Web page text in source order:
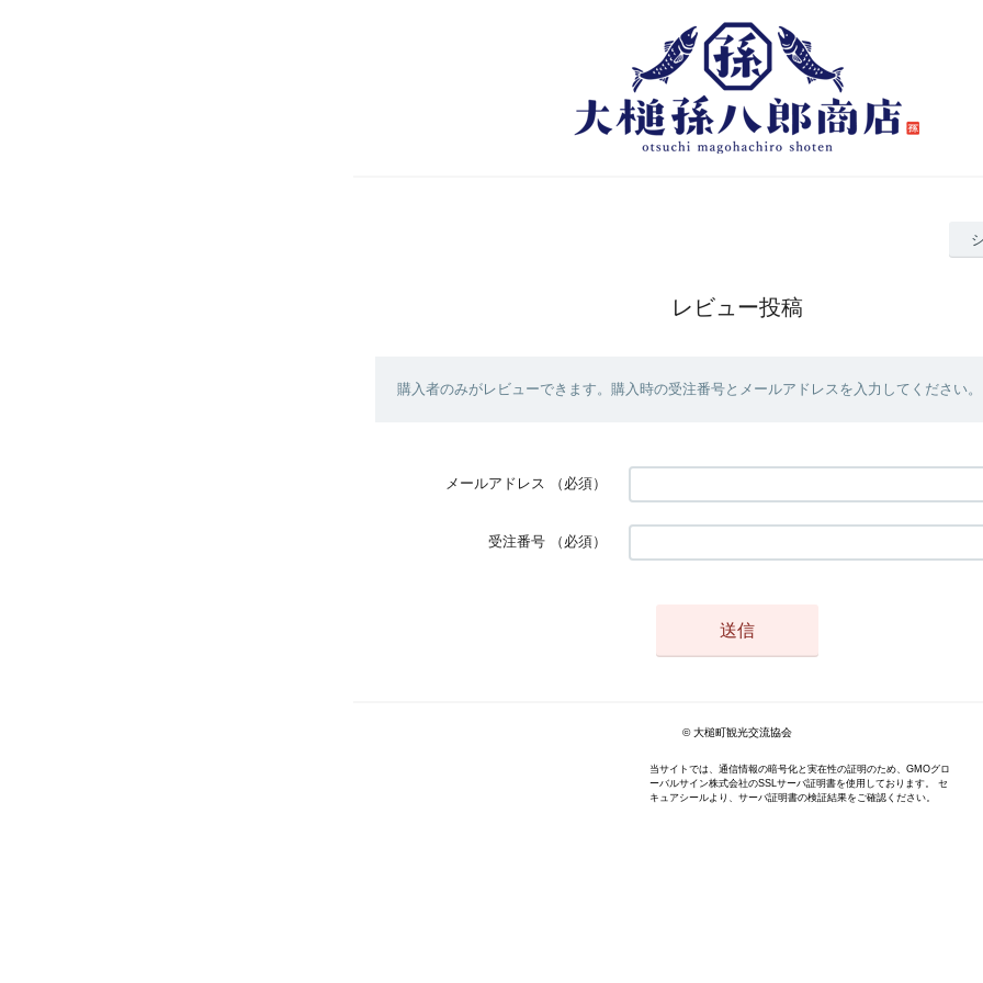
レビュー投稿
購入者のみがレビューできます。購入時の受注番号とメールアドレスを入力してください。
メールアドレス （必須）
受注番号 （必須）
© 大槌町観光交流協会
当サイトでは、通信情報の暗号化と実在性の証明のため、GMOグロ
ーバルサイン株式会社のSSLサーバ証明書を使用しております。 セ
キュアシールより、サーバ証明書の検証結果をご確認ください。